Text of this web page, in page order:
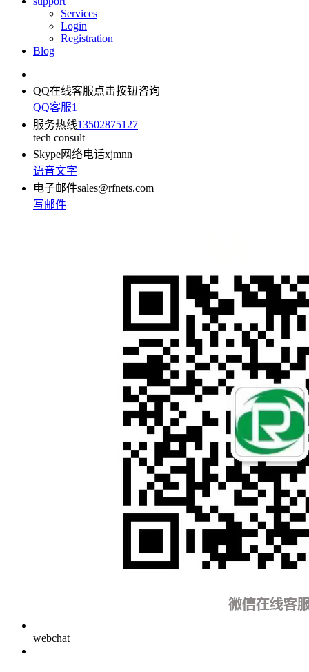
Services
Login
Registration
Blog
QQ在线客服点击按钮咨询
QQ客服1
服务热线13502875127
tech consult
Skype网络电话xjmnn
语音文字
电子邮件sales@rfnets.com
写邮件
webchat